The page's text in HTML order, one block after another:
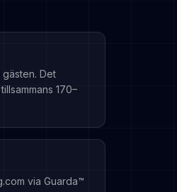
Det
170–
via Guarda™